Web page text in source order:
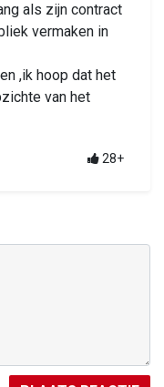
als zijn contract
vermaken in
,ik hoop dat het
van het
28+